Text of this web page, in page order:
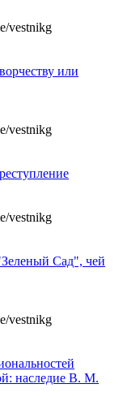
vestnikg
или
vestnikg
vestnikg
Сад", чей
vestnikg
наследие В. М.